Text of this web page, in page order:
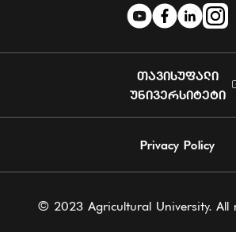
ᲗᲐᲕᲘᲡᲣᲤᲐᲚᲘ
ᲣᲜᲘᲕᲔᲠᲡᲘᲢᲔᲢᲘ
Privacy Policy
© 2023 Agricultural University. All